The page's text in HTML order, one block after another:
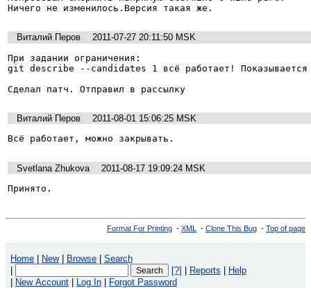
Ничего не изменилось.Версия такая же.
Виталий Перов
2011-07-27 20:11:50 MSK
При задании ограничения:
git describe --candidates 1 всё работает! Показывается
Сделал патч. Отправил в рассылку
Виталий Перов
2011-08-01 15:06:25 MSK
Всё работает, можно закрывать.
Svetlana Zhukova
2011-08-17 19:09:24 MSK
Принято.
Format For Printing - XML - Clone This Bug - Top of page
Home New Browse
Search
[?] Reports
Help
New Account Log In Forgot Password